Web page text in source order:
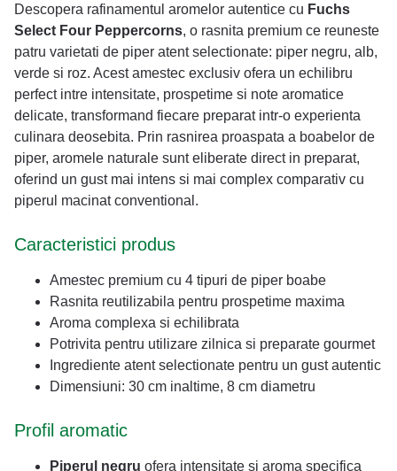
Descopera rafinamentul aromelor autentice cu Fuchs
Select Four Peppercorns, o rasnita premium ce reuneste
patru varietati de piper atent selectionate: piper negru, alb,
verde si roz. Acest amestec exclusiv ofera un echilibru
perfect intre intensitate, prospetime si note aromatice
delicate, transformand fiecare preparat intr-o experienta
culinara deosebita. Prin rasnirea proaspata a boabelor de
piper, aromele naturale sunt eliberate direct in preparat,
oferind un gust mai intens si mai complex comparativ cu
piperul macinat conventional.
Caracteristici produs
Amestec premium cu 4 tipuri de piper boabe
Rasnita reutilizabila pentru prospetime maxima
Aroma complexa si echilibrata
Potrivita pentru utilizare zilnica si preparate gourmet
Ingrediente atent selectionate pentru un gust autentic
Dimensiuni: 30 cm inaltime, 8 cm diametru
Profil aromatic
Piperul negru ofera intensitate si aroma specifica